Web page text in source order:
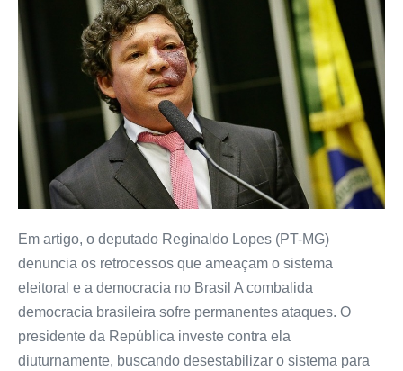
Em artigo, o deputado Reginaldo Lopes (PT-MG)
denuncia os retrocessos que ameaçam o sistema
eleitoral e a democracia no Brasil A combalida
democracia brasileira sofre permanentes ataques. O
presidente da República investe contra ela
diuturnamente, buscando desestabilizar o sistema para